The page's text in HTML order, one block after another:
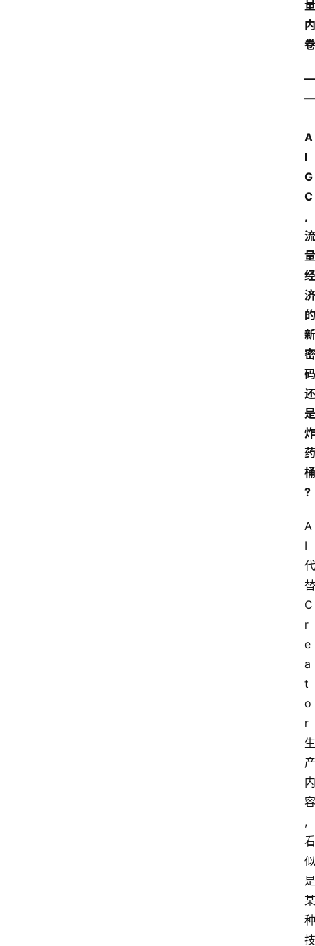
量
内
卷
—
—
A
I
G
C
,
流
量
经
济
的
新
密
码
还
是
炸
药
桶
?
A
I
代
替
C
r
e
a
t
o
r
生
产
内
容
,
看
似
是
某
种
技